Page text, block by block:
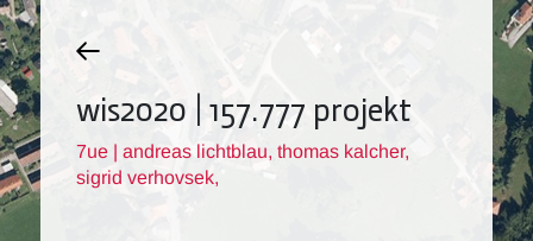
wis2020 | 157.777 projekt
7ue | andreas lichtblau, thomas kalcher,
sigrid verhovsek,